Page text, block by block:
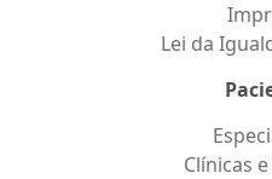
Lei da
Clínicas